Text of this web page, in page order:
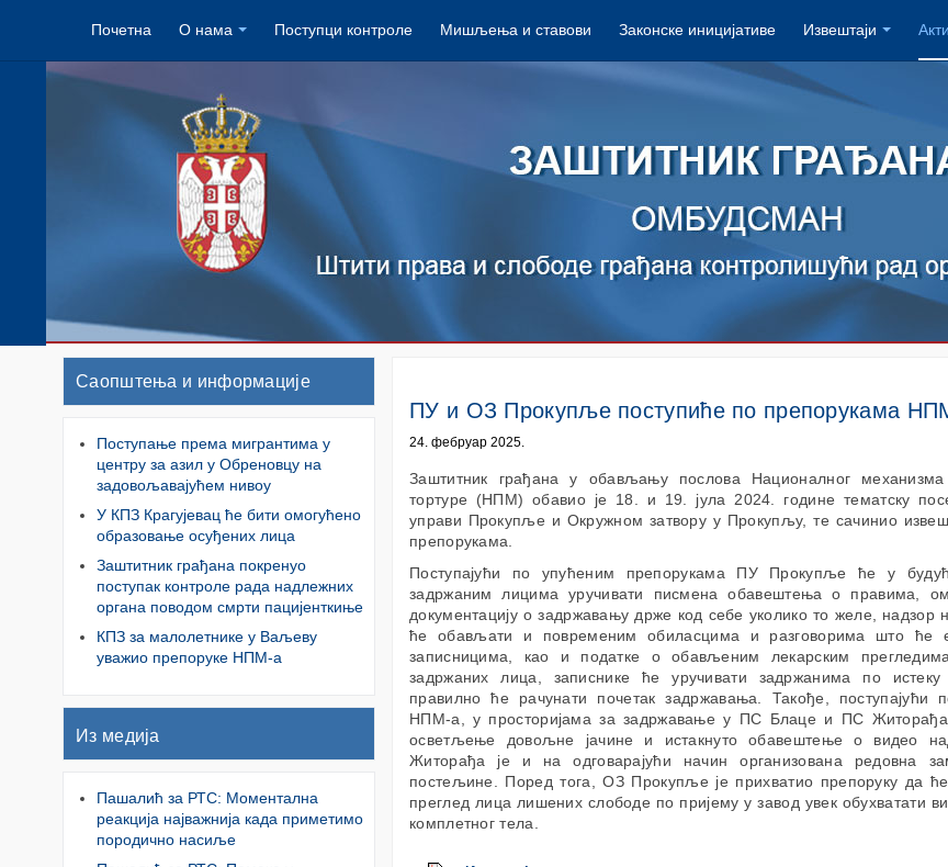
Почетна О нама Поступци контроле Мишљења и ставови Законске иницијативе Извештаји
ПУ и ОЗ Прокупље поступиће по препорукама
24. фебруар 2025.
Заштитник грађана у обављању послова Националног механизма
тортуре (НПМ) обавио је 18. и 19. јула 2024. године тематску
управи Прокупље и Окружном затвору у Прокупљу, те сачинио
препорукама.
Поступајући по упућеним препорукама ПУ Прокупље ће у
задржаним лицима уручивати писмена обавештења о правима,
документацију о задржавању држе код себе уколико то желе, надзор
ће обављати и повременим обиласцима и разговорима што ће
записницима, као и податке о обављеним лекарским
задржаних лица, записнике ће уручивати задржанима по
правилно ће рачунати почетак задржавања. Такође, поступајући
НПМ-а, у просторијама за задржавање у ПС Блаце и ПС Житорађа
осветљење довољне јачине и истакнуто обавештење о видео
Житорађа је и на одговарајући начин организована редовна
постељине. Поред тога, ОЗ Прокупље је прихватио препоруку да
преглед лица лишених слободе по пријему у завод увек обухватати
комплетног тела.
Саопштења и информације
Поступање према мигрантима у
центру за азил у Обреновцу на
задовољавајућем нивоу
У КПЗ Крагујевац ће бити омогућено
образовање осуђених лица
Заштитник грађана покренуо
поступак контроле рада надлежних
органа поводом смрти пацијенткиње
КПЗ за малолетнике у Ваљеву
уважио препоруке НПМ-а
Из медија
Пашалић за РТС: Моментална
реакција најважнија када приметимо
породично насиље